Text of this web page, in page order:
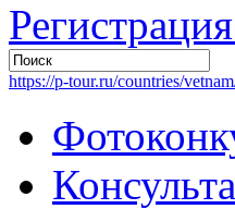
https://p-tour.ru/countries/